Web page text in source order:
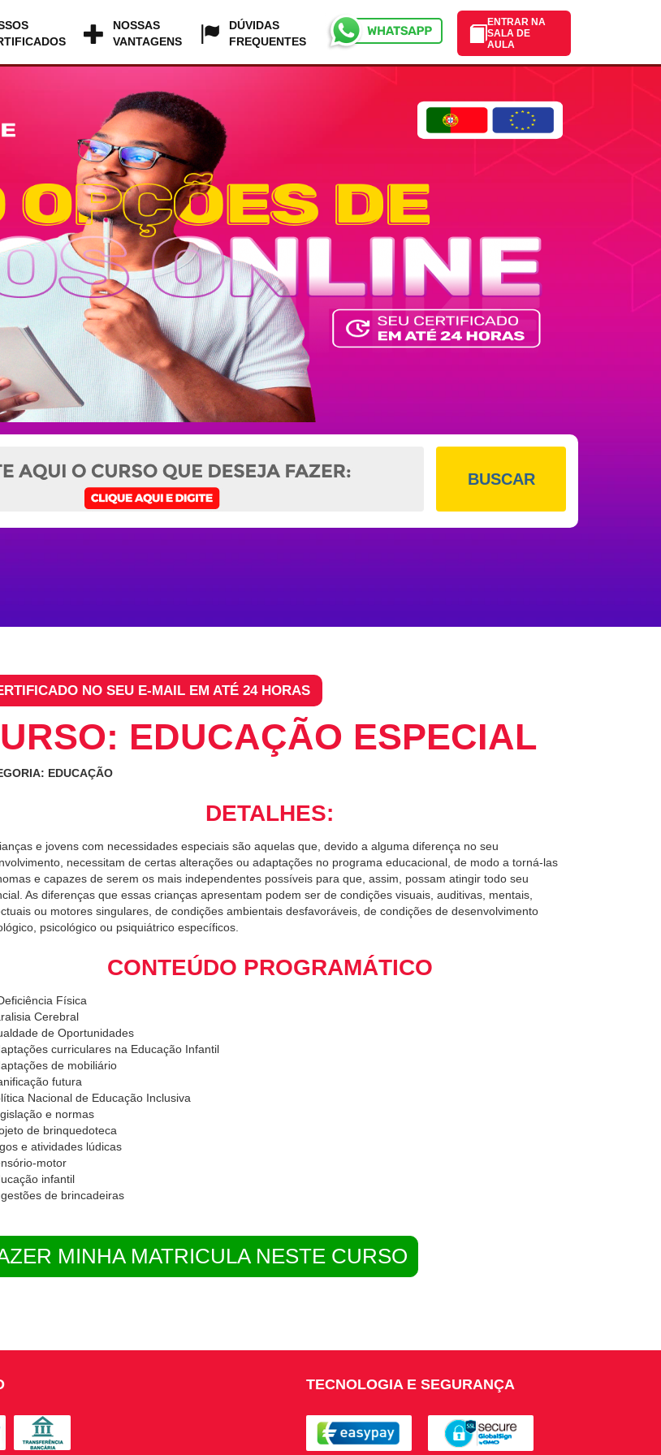
NOSSAS
VANTAGENS
DÚVIDAS
FREQUENTES
ENTRAR NA
SALA DE
AULA
BUSCAR
NO SEU E-MAIL EM ATÉ 24 HORAS
EDUCAÇÃO ESPECIAL
EDUCAÇÃO
DETALHES:
e jovens com necessidades especiais são aquelas que, devido a alguma diferença no seu
necessitam de certas alterações ou adaptações no programa educacional, de modo a torná-las
e capazes de serem os mais independentes possíveis para que, assim, possam atingir todo seu
As diferenças que essas crianças apresentam podem ser de condições visuais, auditivas, mentais,
ou motores singulares, de condições ambientais desfavoráveis, de condições de desenvolvimento
psicológico ou psiquiátrico específicos.
CONTEÚDO PROGRAMÁTICO
Física
Cerebral
de Oportunidades
curriculares na Educação Infantil
de mobiliário
futura
Nacional de Educação Inclusiva
e normas
de brinquedoteca
e atividades lúdicas
motor
infantil
de brincadeiras
MINHA MATRICULA NESTE CURSO
TECNOLOGIA E SEGURANÇA